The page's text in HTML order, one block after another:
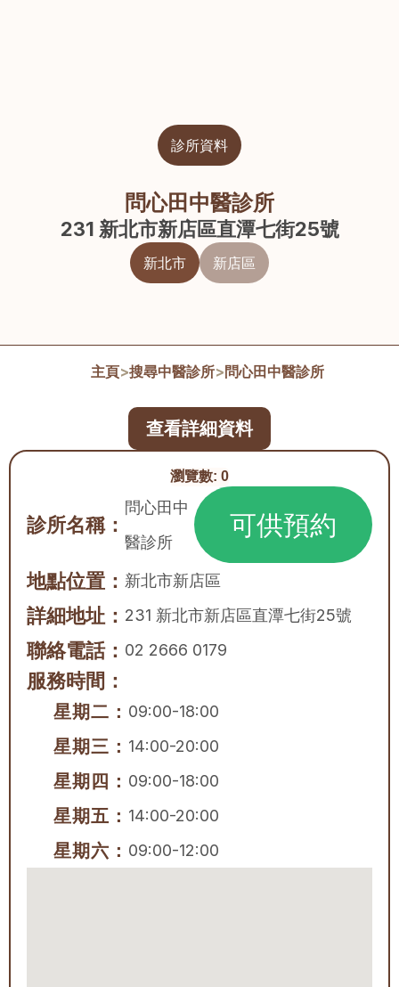
診所資料
問心田中醫診所
231 新北市新店區直潭七街25號
新北市 新店區
主頁>搜尋中醫診所>問心田中醫診所
瀏覽數: 0
診所名稱：
問心田中
醫診所
可供預約
地點位置： 新北市新店區
詳細地址： 231 新北市新店區直潭七街25號
聯絡電話： 02 2666 0179
服務時間：
星期二： 09:00-18:00
星期三： 14:00-20:00
星期四： 09:00-18:00
星期五： 14:00-20:00
星期六： 09:00-12:00
查看詳細資料